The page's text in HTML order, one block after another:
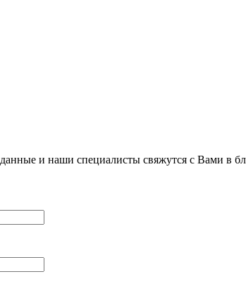
и наши специалисты свяжутся с Вами в